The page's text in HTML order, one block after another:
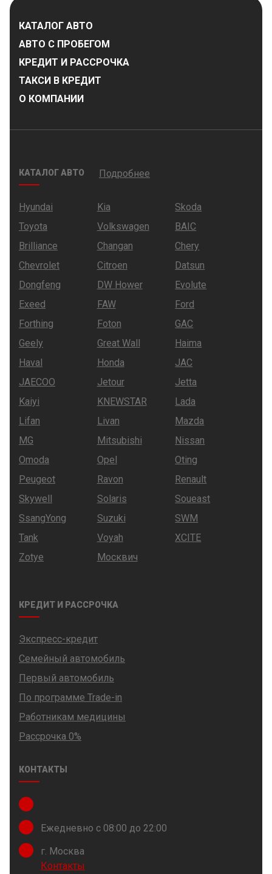
КАТАЛОГ АВТО
АВТО С ПРОБЕГОМ
КРЕДИТ И РАССРОЧКА
ТАКСИ В КРЕДИТ
О КОМПАНИИ
КАТАЛОГ АВТО Подробнее
Hyundai Kia
Skoda
Toyota
Volkswagen
BAIC
Brilliance
Changan
Chery
Chevrolet
Citroen
Datsun
Dongfeng
DW Hower
Evolute
Exeed
FAW
Ford
Forthing
Foton
GAC
Geely
Great Wall
Haima
Haval
Honda
JAC
JAECOO
Jetour
Jetta
Kaiyi
KNEWSTAR
Lada
Lifan
Livan
Mazda
MG
Mitsubishi
Nissan
Omoda
Opel
Oting
Peugeot
Ravon
Renault
Skywell
Solaris
Soueast
SsangYong
Suzuki
SWM
Tank
Voyah
XCITE
Zotye
Москвич
КРЕДИТ И РАССРОЧКА
Экспресс-кредит
Семейный автомобиль
Первый автомобиль
По программе Trade-in
Работникам медицины
Рассрочка 0%
КОНТАКТЫ
Ежедневно с 08:00 до 22:00
г. Москва
Контакты